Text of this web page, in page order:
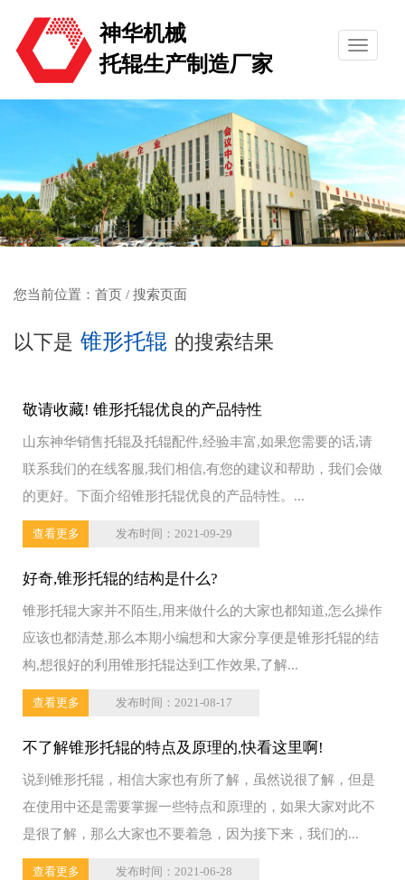
神华机械
托辊生产制造厂家
您当前位置： 首页 / 搜索页面
以下是 锥形托辊 的搜索结果
敬请收藏! 锥形托辊优良的产品特性
山东神华销售托辊及托辊配件,经验丰富,如果您需要的话,请
联系我们的在线客服,我们相信,有您的建议和帮助，我们会做
的更好。下面介绍锥形托辊优良的产品特性。...
查看更多 发布时间：2021-09-29
好奇,锥形托辊的结构是什么?
锥形托辊大家并不陌生,用来做什么的大家也都知道,怎么操作
应该也都清楚,那么本期小编想和大家分享便是锥形托辊的结
构,想很好的利用锥形托辊达到工作效果,了解...
查看更多 发布时间：2021-08-17
不了解锥形托辊的特点及原理的,快看这里啊!
说到锥形托辊，相信大家也有所了解，虽然说很了解，但是
在使用中还是需要掌握一些特点和原理的，如果大家对此不
是很了解，那么大家也不要着急，因为接下来，我们的...
查看更多 发布时间：2021-06-28